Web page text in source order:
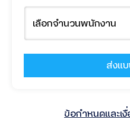
Network Solution
Ethernet Fiber
Domain Name & Web
ข้อกำหนดและเ